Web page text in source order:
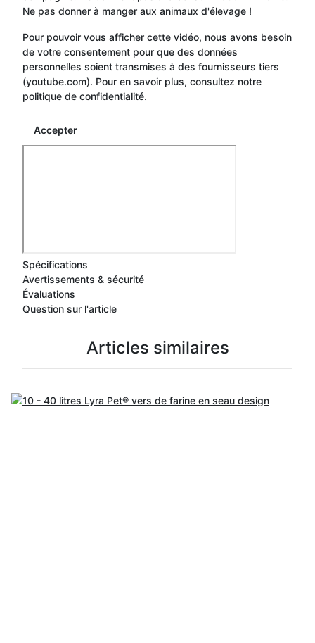
Ne pas donner à manger aux animaux d'élevage !
Pour pouvoir vous afficher cette vidéo, nous avons besoin
de votre consentement pour que des données
personnelles soient transmises à des fournisseurs tiers
(youtube.com). Pour en savoir plus, consultez notre
politique de confidentialité.
Accepter
Spécifications
Avertissements & sécurité
Évaluations
Question sur l'article
Articles similaires